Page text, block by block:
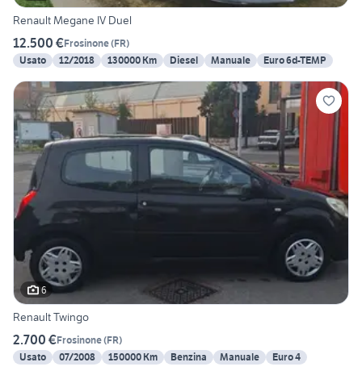
Renault Megane IV Duel
12.500 €Frosinone(FR)
Usato
12/2018 130000 Km Diesel Manuale Euro 6d-TEMP
6
Renault Twingo
2.700 €Frosinone(FR)
Usato
07/2008 150000 Km Benzina Manuale Euro 4